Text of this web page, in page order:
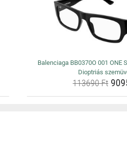
Balenciaga BB0370O 001 ONE
Dioptriás
113690 Ft